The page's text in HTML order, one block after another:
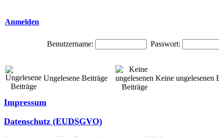
Anmelden
Benutzername: Passwort:
Ungelesene Beiträge Keine ungelesenen
Impressum
Datenschutz (EUDSGVO)